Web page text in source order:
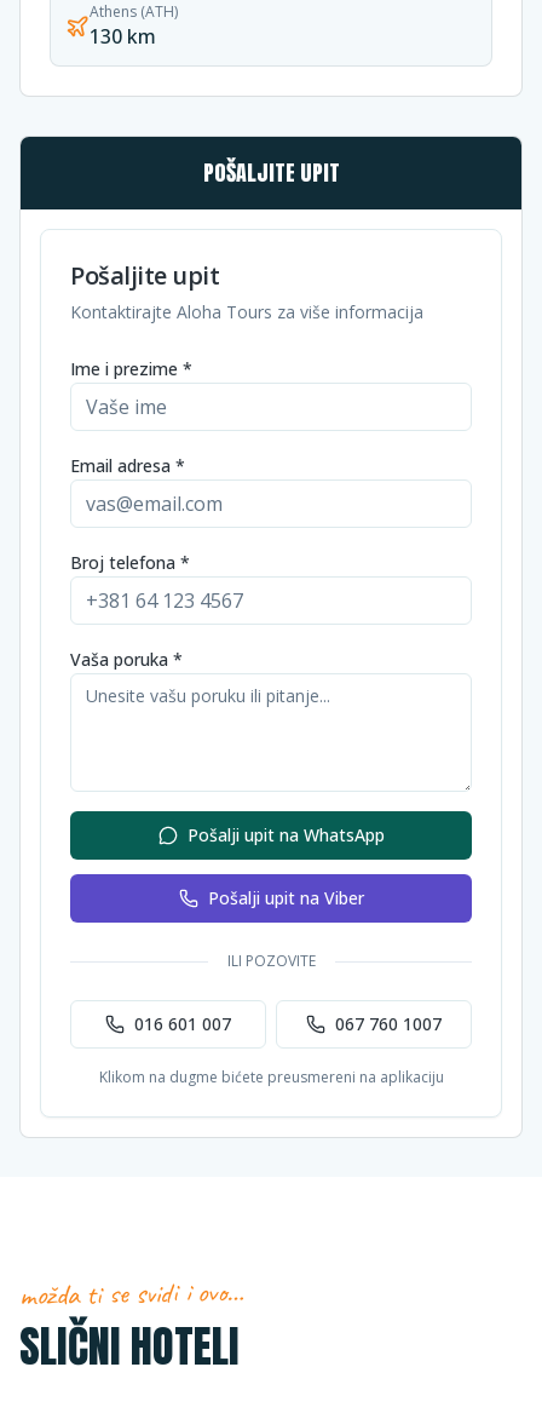
Athens (ATH)
130 km
POŠALJITE UPIT
Pošaljite upit
Kontaktirajte Aloha Tours za više informacija
Ime i prezime *
Email adresa *
Broj telefona *
Vaša poruka *
Pošalji upit na WhatsApp
Pošalji upit na Viber
ILI POZOVITE
016 601 007 067 760 1007
Klikom na dugme bićete preusmereni na aplikaciju
možda ti se svidi i ovo…
SLIČNI HOTELI